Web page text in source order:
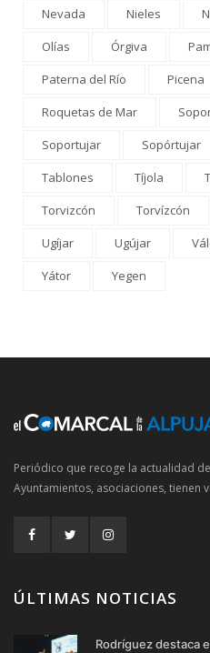
Nevada
Nieles
Olías
Órgiva
Paterna del Río
Picena
Roquetas de Mar
Soportujar
Sopórtujar
Tablones
Tíjola
Torvizcón
Torvízcón
Ugíjar
Ugújar
Yátor
Yegen
Periódico que recoge la actualidad
Ayuntamientos, asociaciones, tienen
ÚLTIMAS NOTICIAS
Rodríguez destaca